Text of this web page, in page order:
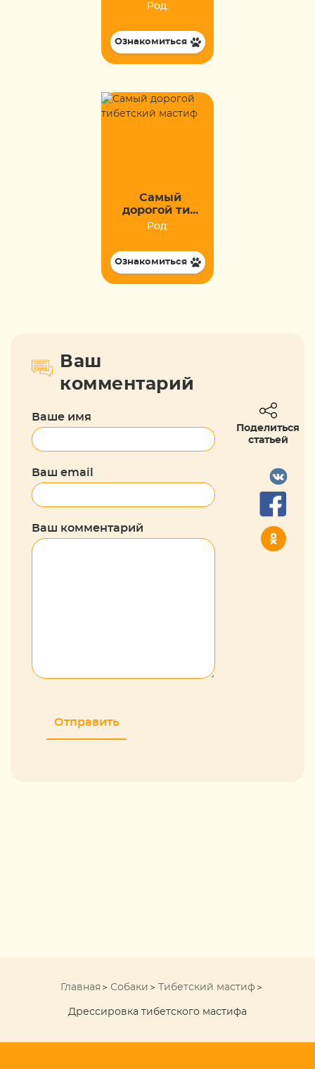
Род:
Ознакомиться
Самый
дорогой ти...
Род:
Ознакомиться
Ваш
комментарий
Ваше имя
Ваш email
Ваш комментарий
Поделиться
статьей
Главная Собаки Тибетский мастиф
Дрессировка тибетского мастифа